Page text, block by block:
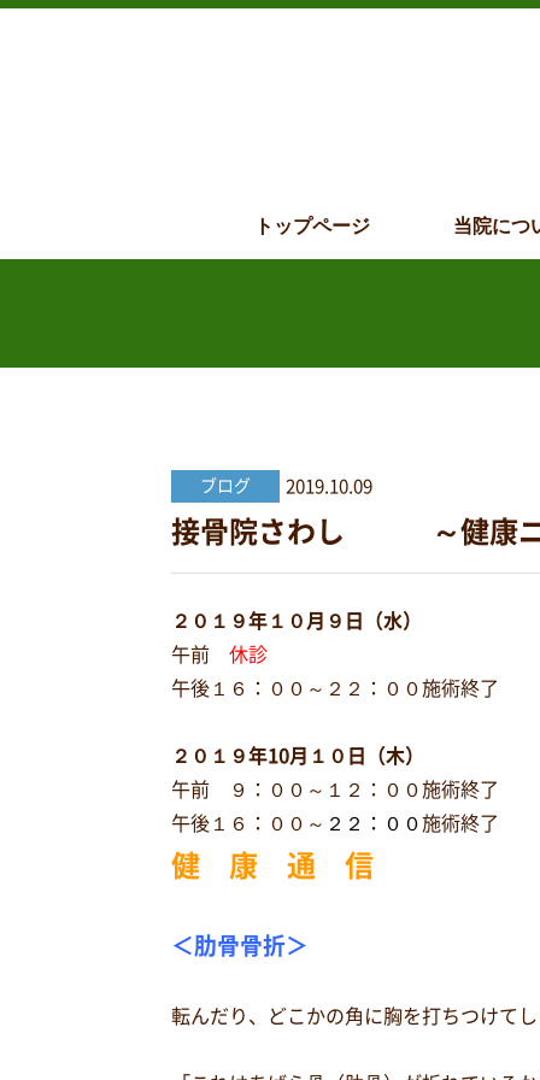
トップページ 当院につ
ブログ 2019.10.09
接骨院さわし ～健康
２０１９年１０月９日（水）
午前 休診
午後１６：００～２２：００施術終了
２０１９年10月１０日（木）
午前 ９：００～１２：００施術終了
午後１６：００～ ２２：００施術終了
健 康 通 信
＜肋骨骨折＞
転んだり、どこかの角に胸を打ちつけて